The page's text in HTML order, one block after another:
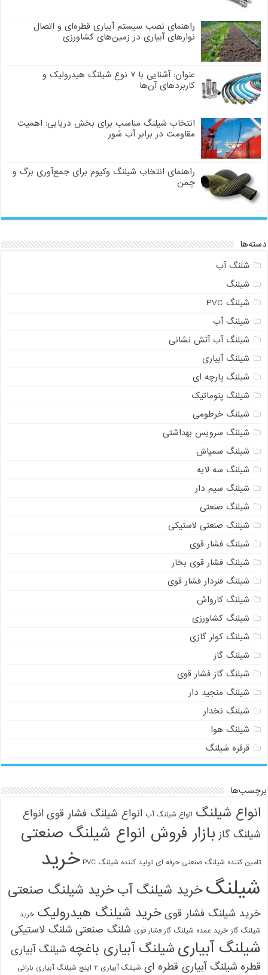
راهنمای نصب سیستم آبیاری قطره‌ای و اتصال
نوارهای آبیاری در زمین‌های کشاورزی
عنوان: آشنایی با ۷ نوع شیلنگ هیدرولیک و
کاربردهای آن‌ها
انتخاب شیلنگ مناسب برای بخش دریایی: اهمیت
مقاومت در برابر آب شور
راهنمای انتخاب شیلنگ وکیوم برای جمع‌آوری برگ و
چمن
دسته‌ها
شلنگ آب
شیلنگ
شیلنگ PVC
شیلنگ آب
شیلنگ آب آتش نشانی
شیلنگ آبیاری
شیلنگ پارچه ای
شیلنگ پنوماتیک
شیلنگ خرطومی
شیلنگ سرویس بهداشتی
شیلنگ سمپاش
شیلنگ سه لایه
شیلنگ سیم دار
شیلنگ صنعتی
شیلنگ صنعتی لاستیکی
شیلنگ فشار قوی
شیلنگ فشار قوی بخار
شیلنگ فنردار فشار قوی
شیلنگ کارواش
شیلنگ کشاورزی
شیلنگ کولر گازی
شیلنگ گاز
شیلنگ گاز فشار قوی
شیلنگ منجید دار
شیلنگ نخدار
شیلنگ هوا
قرقره شیلنگ
برچسب‌ها
انواع شیلنگ انواع شیلنگ آب انواع شیلنگ فشار قوی انواع
شیلنگ گاز بازار فروش انواع شیلنگ صنعتی
تامین کننده شیلنگ صنعتی حرفه ای تولید کننده شیلنگ PVC
خرید
شیلنگخرید شیلنگ آبخرید شیلنگ صنعتی
خرید شیلنگ فشار قوی خرید شیلنگ هیدرولیک خرید
شیلنگ گاز خرید عمده شیلنگ گاز فشار قوی شلنگ صنعتی شلنگ لاستیکی
شیلنگ آبیاری شیلنگ آبیاری باغچه شیلنگ آبیاری
قطره شیلنگ آبیاری قطره ای شیلنگ آبیاری ۲ اینچ شیلنگ آبیاری بارانی